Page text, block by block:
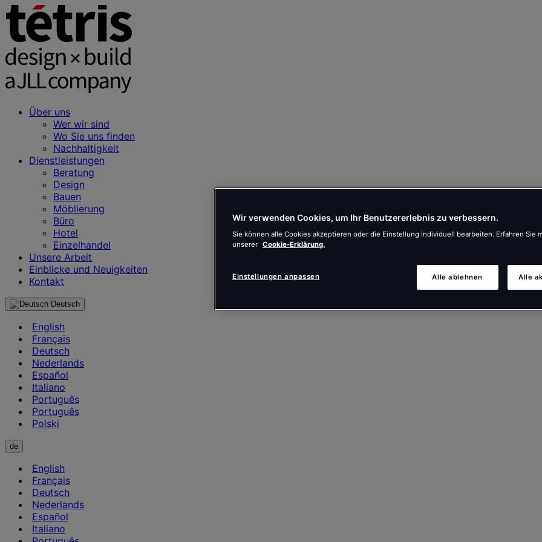
Über uns
Wer wir sind
Wo Sie uns finden
Nachhaltigkeit
Dienstleistungen
Beratung
Design
Bauen
Möblierung
Büro
Hotel
Einzelhandel
Unsere Arbeit
Einblicke und Neuigkeiten
Kontakt
Deutsch
English
Français
Deutsch
Nederlands
Español
Italiano
Português
Português
Polski
de
English
Français
Deutsch
Nederlands
Español
Italiano
Wir verwenden Cookies, um Ihr Benutzererlebnis zu verbessern.
Sie können alle Cookies akzeptieren oder die Einstellung individuell bearbeiten. Erfahren Sie
unserer Cookie-Erklärung.
Alle ablehnen Alle
Einstellungen anpassen